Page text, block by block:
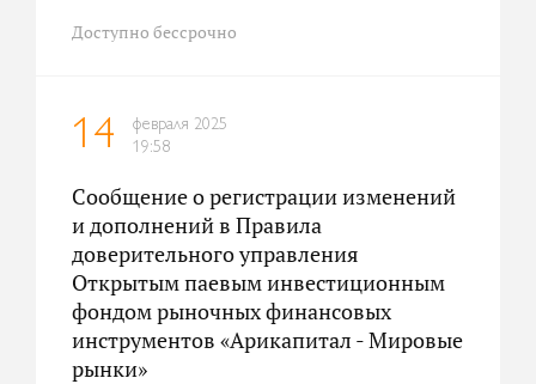
Доступно бессрочно
14
февраля 2025
19:58
Сообщение о регистрации изменений
и дополнений в Правила
доверительного управления
Открытым паевым инвестиционным
фондом рыночных финансовых
инструментов «Арикапитал - Мировые
рынки»